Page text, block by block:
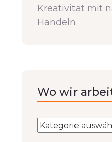
Kreativität mit
Handeln
Wo wir